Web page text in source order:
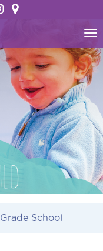
Grade School